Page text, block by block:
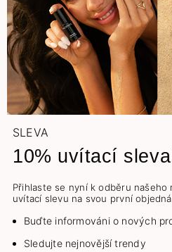
SLEVA
10% uvítací
Přihlaste se nyní k odběru
uvítací slevu na svou první
Buďte informováni o nových
Sledujte nejnovější trendy